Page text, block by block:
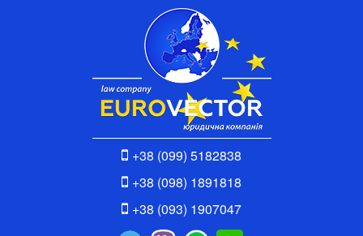
+38 (099) 5182838
+38 (098) 1891818
+38 (093) 1907047